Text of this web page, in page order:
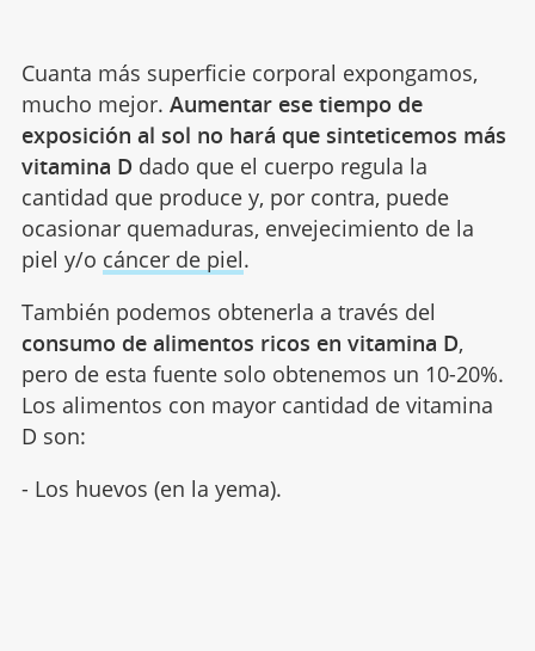
Cuanta más superficie corporal expongamos,
mucho mejor. Aumentar ese tiempo de
exposición al sol no hará que sinteticemos más
vitamina D dado que el cuerpo regula la
cantidad que produce y, por contra, puede
ocasionar quemaduras, envejecimiento de la
piel y/o cáncer de piel.
También podemos obtenerla a través del
consumo de alimentos ricos en vitamina D,
pero de esta fuente solo obtenemos un 10-20%.
Los alimentos con mayor cantidad de vitamina
D son:
- Los huevos (en la yema).